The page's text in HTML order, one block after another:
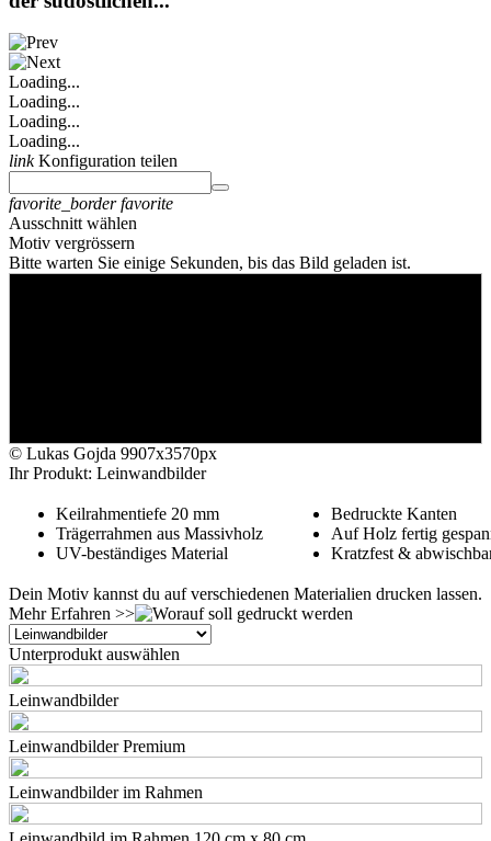
Loading...
Loading...
Loading...
Loading...
linkKonfiguration teilen
favorite_border favorite
Ausschnitt wählen
Motiv vergrössern
Bitte warten Sie einige Sekunden, bis das Bild geladen ist.
© Lukas Gojda 9907x3570px
Ihr Produkt: Leinwandbilder
Keilrahmentiefe 20 mm
Trägerrahmen aus Massivholz
UV-beständiges Material
Bedruckte Kanten
Auf Holz fertig
Kratzfest &
Dein Motiv kannst du auf verschiedenen Materialien drucken lassen.
Mehr Erfahren >>
Unterprodukt auswählen
Leinwandbilder
Leinwandbilder Premium
Leinwandbilder im Rahmen